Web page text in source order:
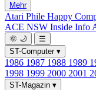
Mehr
Atari Phile Happy
ACE NSW Inside Info
🌞 🌙
☰
ST-Computer ▾
1986 1987 1988 1989
1998 1999 2000 2001
ST-Magazin ▾